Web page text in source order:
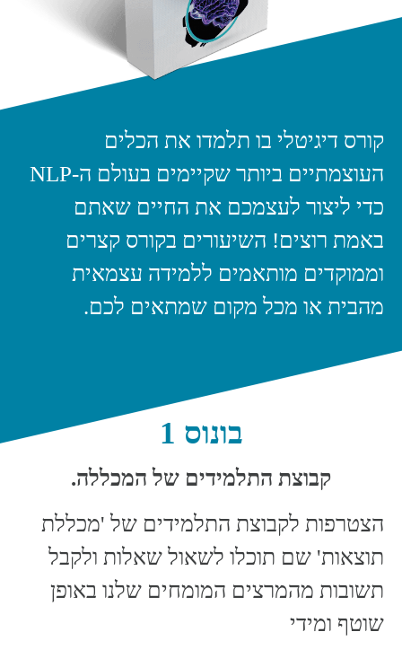
קורס דיגיטלי בו תלמדו את הכלים
העוצמתיים ביותר שקיימים בעולם ה-NLP
כדי ליצור לעצמכם את החיים שאתם
באמת רוצים! השיעורים בקורס קצרים
וממוקדים מותאמים ללמידה עצמאית
מהבית או מכל מקום שמתאים לכם.
בונוס 1
קבוצת התלמידים של המכללה.
הצטרפות לקבוצת התלמידים של 'מכללת
תוצאות' שם תוכלו לשאול שאלות ולקבל
תשובות מהמרצים המומחים שלנו באופן
שוטף ומידי